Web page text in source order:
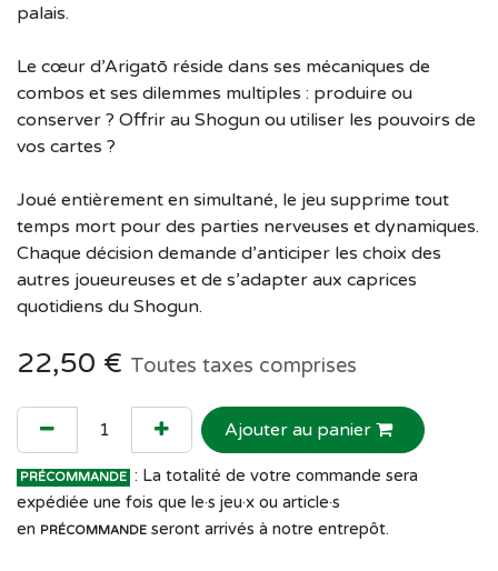
palais.
Le cœur d’Arigatō réside dans ses mécaniques de
combos et ses dilemmes multiples : produire ou
conserver ? Offrir au Shogun ou utiliser les pouvoirs de
vos cartes ?
Joué entièrement en simultané, le jeu supprime tout
temps mort pour des parties nerveuses et dynamiques.
Chaque décision demande d’anticiper les choix des
autres joueureuses et de s’adapter aux caprices
quotidiens du Shogun.
22,50 € Toutes taxes comprises
Ajouter au panier
PRÉCOMMANDE : La totalité de votre commande sera
expédiée une fois que le·s jeu·x ou article·s
en PRÉCOMMANDE seront arrivés à notre entrepôt.